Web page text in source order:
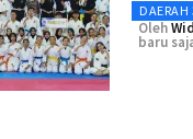
DAERAH
Oleh
baru